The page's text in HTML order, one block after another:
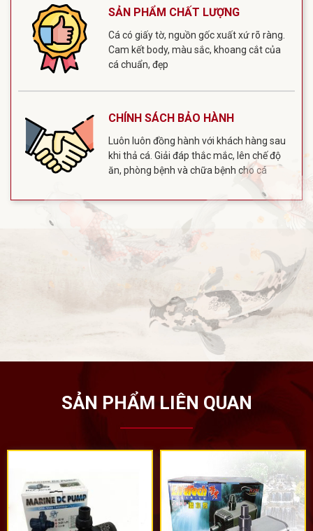
SẢN PHẨM CHẤT LƯỢNG
Cá có giấy tờ, nguồn gốc xuất xứ rõ ràng.
Cam kết body, màu sắc, khoang cắt của
cá chuẩn, đẹp
CHÍNH SÁCH BẢO HÀNH
Luôn luôn đồng hành với khách hàng sau
khi thả cá. Giải đáp thắc mắc, lên chế độ
ăn, phòng bệnh và chữa bệnh cho cá
SẢN PHẨM LIÊN QUAN